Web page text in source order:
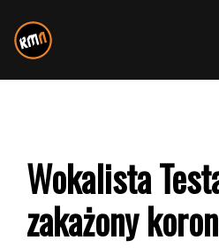
do
treści
Wokalista
zakażony